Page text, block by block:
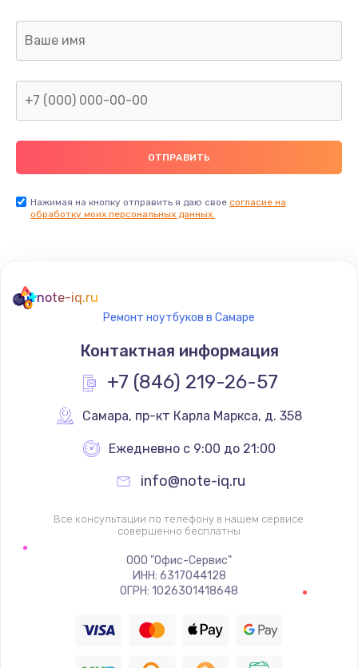
Нажимая на кнопку отправить я даю свое согласие на
обработку моих персональных данных.
note-iq.ru
Ремонт ноутбуков в Самаре
Контактная информация
+7 (846) 219-26-57
Самара, пр-кт Карла Маркса, д. 358
Ежедневно с 9:00 до 21:00
info@note-iq.ru
Все консультации по телефону в нашем сервисе
совершенно бесплатны
ООО "Офис-Сервис"
ИНН: 6317044128
ОГРН: 1026301418648